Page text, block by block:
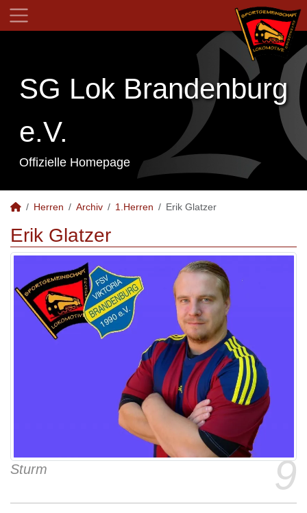
SG Lok Brandenburg
e.V.
Offizielle Homepage
Herren Archiv 1.Herren Erik Glatzer
Erik Glatzer
9
Sturm